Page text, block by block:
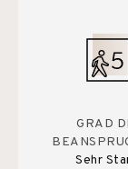
GRAD
Sehr